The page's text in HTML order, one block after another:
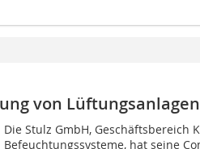
von Lüftungsanlagen
Die Stulz GmbH, Geschäftsbereich
Befeuchtungssysteme, hat seine